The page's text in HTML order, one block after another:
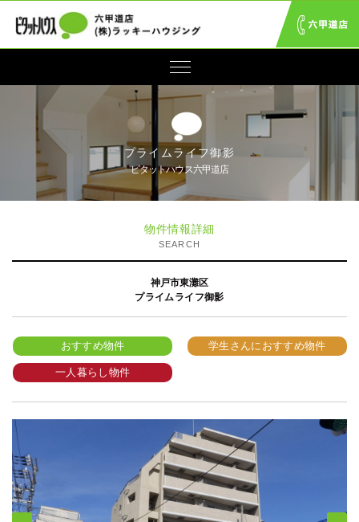
プライムライフ御影
ピタットハウス六甲道店
物件情報詳細
SEARCH
神戸市東灘区
プライムライフ御影
おすすめ物件 学生さんにおすすめ物件
一人暮らし物件